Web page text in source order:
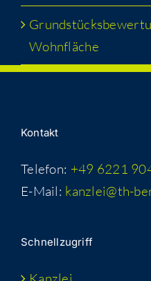
Wohnfläche
Kon­takt
Telefon: +49 6221
E-Mail: kanzlei@th-
Schnell­zu­griff